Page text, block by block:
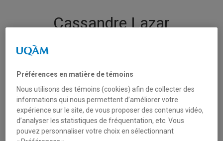
Cassandre Lazar
Préférences en matière de témoins
Nous utilisons des témoins (cookies) afin de collecter des
informations qui nous permettent d’améliorer votre
expérience sur le site, de vous proposer des contenus vidéo,
d’analyser les statistiques de fréquentation, etc. Vous
pouvez personnaliser votre choix en sélectionnant